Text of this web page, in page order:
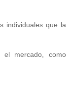
individuales que la
mercado, como